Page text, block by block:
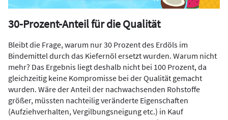
30-Prozent-Anteil für die Qualität
Bleibt die Frage, warum nur 30 Prozent des Erdöls im
Bindemittel durch das Kiefernöl ersetzt wurden. Warum nicht
mehr? Das Ergebnis liegt deshalb nicht bei 100 Prozent, da
gleichzeitig keine Kompromisse bei der Qualität gemacht
wurden. Wäre der Anteil der nachwachsenden Rohstoffe
größer, müssten nachteilig veränderte Eigenschaften
(Aufziehverhalten, Vergilbungsneigung etc.) in Kauf